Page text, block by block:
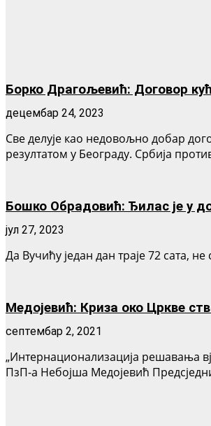
Борко Драгољевић: Договор
децембар 24, 2023
Све делује као недовољно добар
резултатом у Београду. Србија
Бошко Обрадовић: Ђилас је у
јул 27, 2023
Да Вучићу један дан траје 72 сата,
Медојевић: Криза око Цркве
септембар 2, 2021
„Интернационализација решавања
ПзП-а Небојша Медојевић